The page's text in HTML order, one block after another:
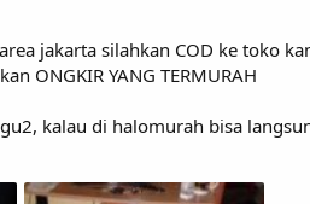
jakarta silahkan COD ke toko
ONGKIR YANG TERMURAH
kalau di halomurah bisa